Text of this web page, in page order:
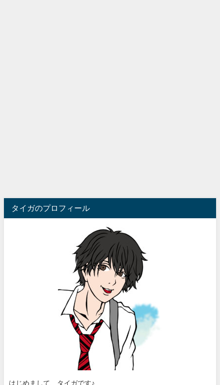
タイガのプロフィール
はじめまして、タイガです♪